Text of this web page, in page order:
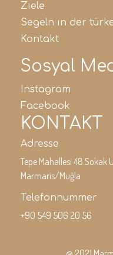
ziele
segeln in der
kontakt
Sosyal
instagram
facebook
KONTAKT
Adresse
Tepe Mahallesi 48.Sokak
Marmaris/Muğla
Telefonnummer
+90 549 506 20 56